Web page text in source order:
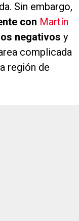
Sin embargo,
con Martín
negativos y
complicada
región de